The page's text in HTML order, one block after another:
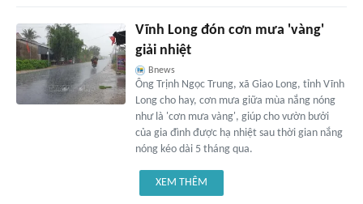
Vĩnh Long đón cơn mưa 'vàng'
giải nhiệt
Bnews
Ông Trịnh Ngọc Trung, xã Giao Long, tỉnh Vĩnh
Long cho hay, cơn mưa giữa mùa nắng nóng
như là 'cơn mưa vàng', giúp cho vườn bưởi
của gia đình được hạ nhiệt sau thời gian nắng
nóng kéo dài 5 tháng qua.
XEM THÊM